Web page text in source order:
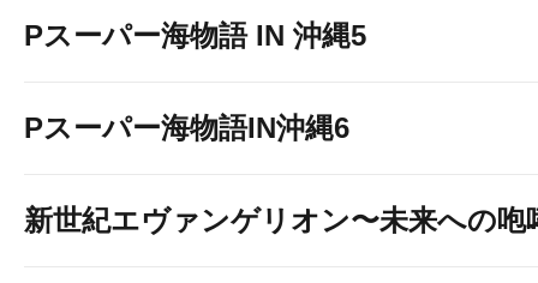
Pスーパー海物語 IN 沖縄5
Pスーパー海物語IN沖縄6
新世紀エヴァンゲリオン〜未来への咆